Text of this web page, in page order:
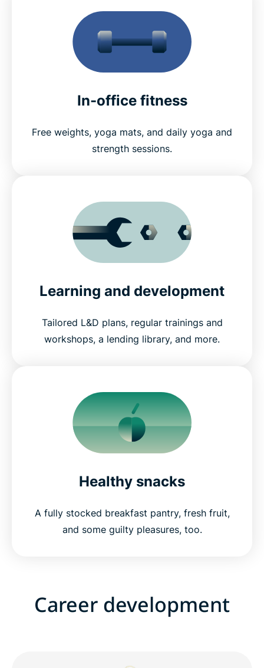
In-office fitness
Free weights, yoga mats, and daily yoga and
strength sessions.
Learning and development
Tailored L&D plans, regular trainings and
workshops, a lending library, and more.
Healthy snacks
A fully stocked breakfast pantry, fresh fruit,
and some guilty pleasures, too.
Career development